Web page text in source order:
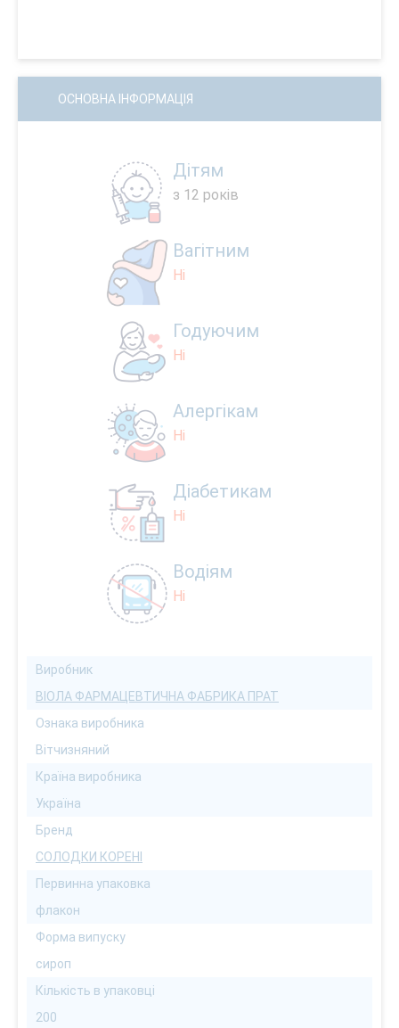
ОСНОВНА ІНФОРМАЦІЯ
Дітям
з 12 років
Вагітним
Ні
Годуючим
Ні
Алергікам
Ні
Діабетикам
Ні
Водіям
Ні
Виробник
ВІОЛА ФАРМАЦЕВТИЧНА ФАБРИКА ПРАТ
Ознака виробника
Вітчизняний
Країна виробника
Україна
Бренд
СОЛОДКИ КОРЕНІ
Первинна упаковка
флакон
Форма випуску
сироп
Кількість в упаковці
200